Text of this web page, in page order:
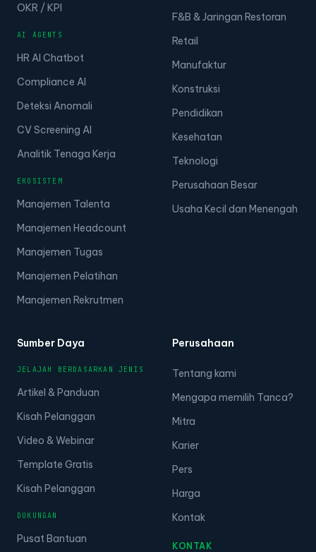
OKR / KPI
AI AGENTS
HR AI Chatbot
Compliance AI
Deteksi Anomali
CV Screening AI
Analitik Tenaga Kerja
EKOSISTEM
Manajemen Talenta
Manajemen Headcount
Manajemen Tugas
Manajemen Pelatihan
Manajemen Rekrutmen
F&B & Jaringan Restoran
Retail
Manufaktur
Konstruksi
Pendidikan
Kesehatan
Teknologi
Perusahaan Besar
Usaha Kecil dan Menengah
Sumber Daya
JELAJAH BERDASARKAN JENIS
Artikel & Panduan
Kisah Pelanggan
Video & Webinar
Template Gratis
Kisah Pelanggan
DUKUNGAN
Pusat Bantuan
Perusahaan
Tentang kami
Mengapa memilih Tanca?
Mitra
Karier
Pers
Harga
Kontak
KONTAK